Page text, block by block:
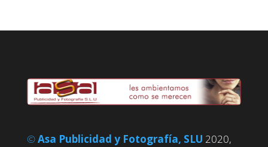
©Asa Publicidad y Fotografía, SLU 2020,